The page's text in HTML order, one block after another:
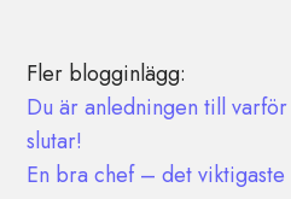
Fler blogginlägg:
Du är anledningen till
slutar!
En bra chef – det